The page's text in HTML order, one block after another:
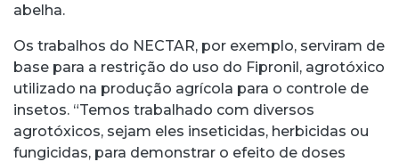
abelha.
Os trabalhos do NECTAR, por exemplo, serviram de
base para a restrição do uso do Fipronil, agrotóxico
utilizado na produção agrícola para o controle de
insetos. “Temos trabalhado com diversos
agrotóxicos, sejam eles inseticidas, herbicidas ou
fungicidas, para demonstrar o efeito de doses